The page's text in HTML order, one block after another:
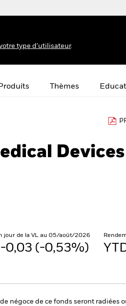
type d'utilisateur.
Produits Thèmes
jour de la VL au 05/août/2026
-0,03 (-0,53%)
négoce de ce fonds seront radiées